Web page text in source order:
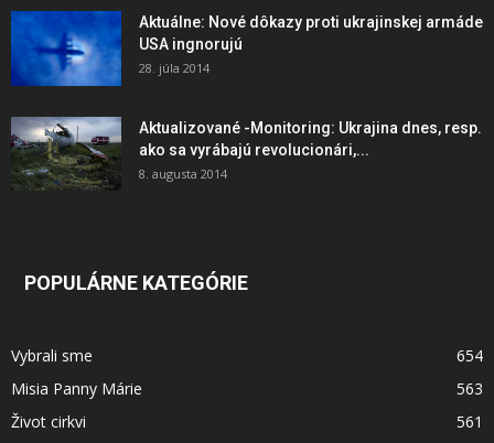
Aktuálne: Nové dôkazy proti ukrajinskej armáde
USA ingnorujú
28. júla 2014
Aktualizované -Monitoring: Ukrajina dnes, resp.
ako sa vyrábajú revolucionári,...
8. augusta 2014
POPULÁRNE KATEGÓRIE
Vybrali sme
654
Misia Panny Márie
563
Život cirkvi
561